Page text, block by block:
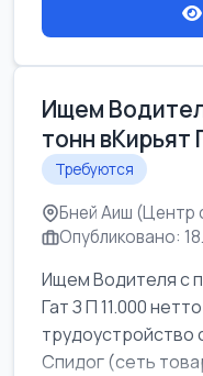
Ищем
тонн вКирьят
Требуются
Бней Аиш (Центр
Опубликовано:
Ищем Водителя с
Гат З П 11.000
трудоустройство
Спидог (сеть